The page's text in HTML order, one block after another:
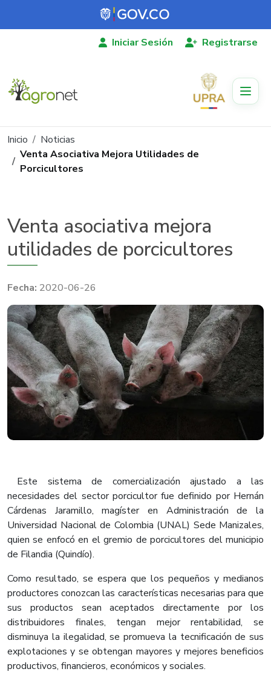
Pasar al contenido principal
Iniciar Sesión Registrarse
Ruta de navegación
Inicio
Noticias
Venta Asociativa Mejora Utilidades de
Porcicultores
Venta asociativa mejora
utilidades de porcicultores
2020-06-26
Este sistema de comercialización ajustado a las
necesidades del sector porcicultor fue definido por Hernán
Cárdenas Jaramillo, magíster en Administración de la
Universidad Nacional de Colombia (UNAL) Sede Manizales,
quien se enfocó en el gremio de porcicultores del municipio
de Filandia (Quindío).
Como resultado, se espera que los pequeños y medianos
productores conozcan las características necesarias para que
sus productos sean aceptados directamente por los
distribuidores finales, tengan mejor rentabilidad, se
disminuya la ilegalidad, se promueva la tecnificación de sus
explotaciones y se obtengan mayores y mejores beneficios
productivos, financieros, económicos y sociales.